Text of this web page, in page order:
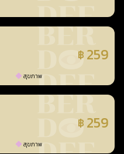
฿ 259
สุขภาพ
฿ 259
สุขภาพ